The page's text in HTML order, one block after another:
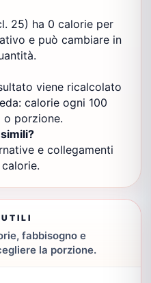
25) ha 0 calorie per
e può cambiare in
viene ricalcolato
calorie ogni 100
o porzione.
e collegamenti
UTILI
fabbisogno e
la porzione.